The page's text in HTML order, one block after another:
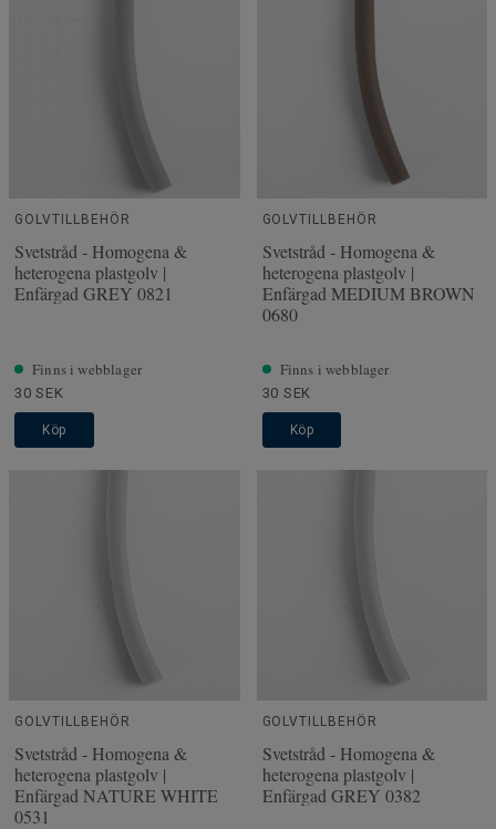
GOLVTILLBEHÖR
Svetstråd - Homogena &
heterogena plastgolv |
Enfärgad GREY 0821
Finns i webblager
30 SEK
Köp
GOLVTILLBEHÖR
Svetstråd - Homogena &
heterogena plastgolv |
Enfärgad MEDIUM BROWN
0680
Finns i webblager
30 SEK
Köp
GOLVTILLBEHÖR
Svetstråd - Homogena &
heterogena plastgolv |
Enfärgad NATURE WHITE
0531
GOLVTILLBEHÖR
Svetstråd - Homogena &
heterogena plastgolv |
Enfärgad GREY 0382